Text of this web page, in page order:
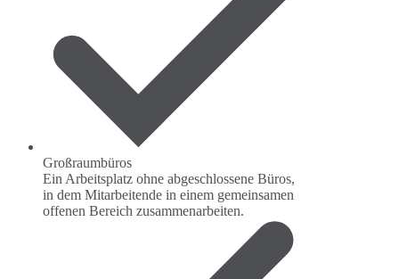
Großraumbüros
Ein Arbeitsplatz ohne abgeschlossene Büros,
in dem Mitarbeitende in einem gemeinsamen
offenen Bereich zusammenarbeiten.